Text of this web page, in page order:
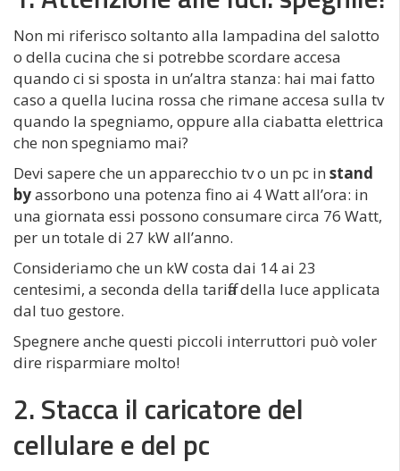
Non mi riferisco soltanto alla lampadina del salotto
o della cucina che si potrebbe scordare accesa
quando ci si sposta in un’altra stanza: hai mai fatto
caso a quella lucina rossa che rimane accesa sulla tv
quando la spegniamo, oppure alla ciabatta elettrica
che non spegniamo mai?
Devi sapere che un apparecchio tv o un pc in stand
byassorbono una potenza fino ai 4 Watt all’ora: in
una giornata essi possono consumare circa 76 Watt,
per un totale di 27 kW all’anno.
Consideriamo che un kW costa dai 14 ai 23
centesimi, a seconda della tariffa della luce applicata
dal tuo gestore.
Spegnere anche questi piccoli interruttori può voler
dire risparmiare molto!
2. Stacca il caricatore del
cellulare e del pc